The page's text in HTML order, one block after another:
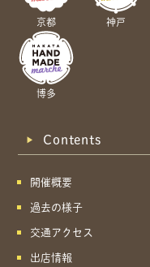
京都 神戸
博多
Contents
開催概要
過去の様子
交通アクセス
出店情報